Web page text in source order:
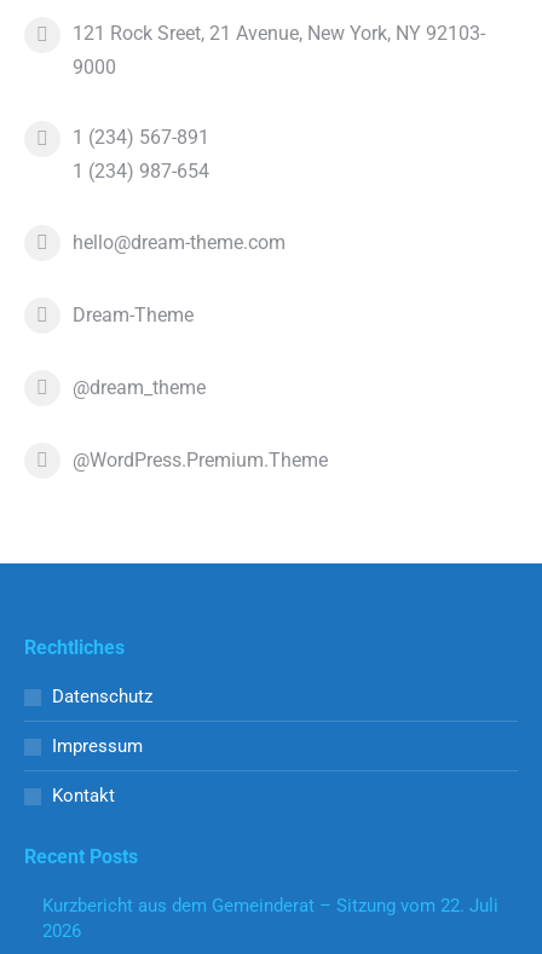
121 Rock Sreet, 21 Avenue, New York, NY 92103-
9000
1 (234) 567-891
1 (234) 987-654
hello@dream-theme.com
Dream-Theme
@dream_theme
@WordPress.Premium.Theme
Rechtliches
Datenschutz
Impressum
Kontakt
Recent Posts
Kurzbericht aus dem Gemeinderat – Sitzung vom 22. Juli
2026